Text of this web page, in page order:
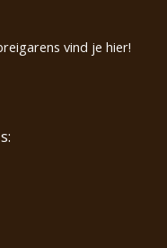
vind je hier!